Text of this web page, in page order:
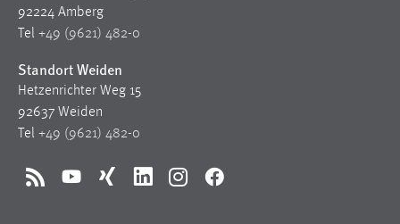
92224 Amberg
Tel +49 (9621) 482-0
Standort Weiden
Hetzenrichter Weg 15
92637 Weiden
Tel +49 (9621) 482-0
RSS YouTubeXing LinkedInInstagramFacebook